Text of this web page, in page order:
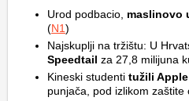
Urod podbacio, maslinovo
(N1)
Najskuplji na tržištu: U
Speedtail za 27,8 milijuna
Kineski studenti tužili Apple
punjača, pod izlikom zaštite